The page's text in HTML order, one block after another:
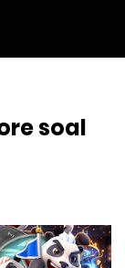
soal